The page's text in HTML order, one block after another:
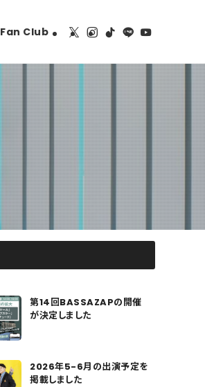
Fan Club
第14回BASSAZAPの開催
が決定しました
2026年5-6月の出演予定を
掲載しました